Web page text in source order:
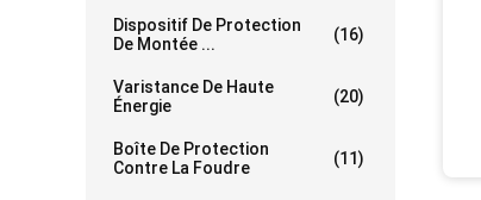
Dispositif De Protection
De Montée ...
(16)
Varistance De Haute
Énergie
(20)
Boîte De Protection
Contre La Foudre
(11)